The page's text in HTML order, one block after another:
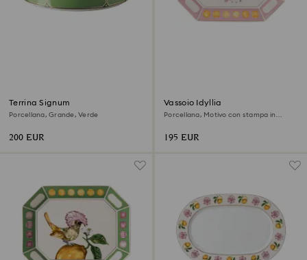
Terrina Signum
Porcellana, Grande, Verde
200 EUR
Vassoio Idyllia
Porcellana, Motivo con stampa in
195 EUR